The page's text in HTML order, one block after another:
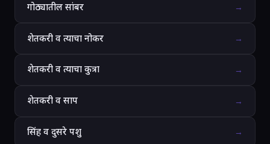
गोठ्यातील सांबर →
शेतकरी व त्याचा नोकर →
शेतकरी व त्याचा कुत्रा →
शेतकरी व साप →
सिंह व दुसरे पशु →